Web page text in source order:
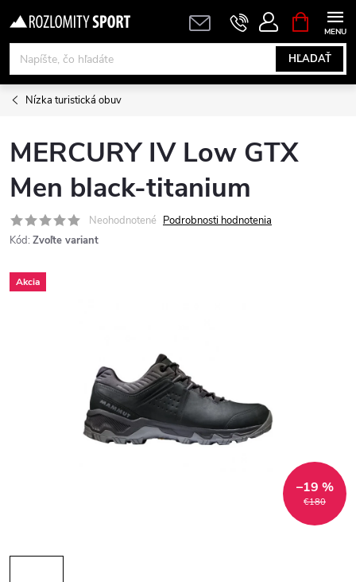
na
obsah
HĽADAŤ
KOŠÍK
Nízka turistická obuv
MERCURY IV Low GTX
Men black-titanium
Neohodnotené Podrobnosti hodnotenia
Kód: Zvoľte variant
Akcia
€180
–19 %